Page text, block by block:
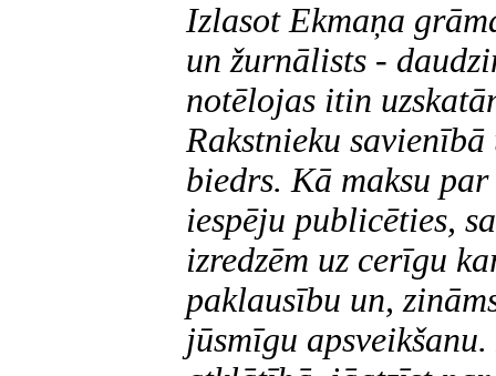
Izlasot Ekmaņa
un žurnālists -
notēlojas itin
Rakstnieku
biedrs. Kā maksu
iespēju publicēties,
izredzēm uz cerīgu
paklausību un,
jūsmīgu